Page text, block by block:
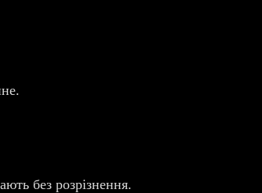
без розрізнення.